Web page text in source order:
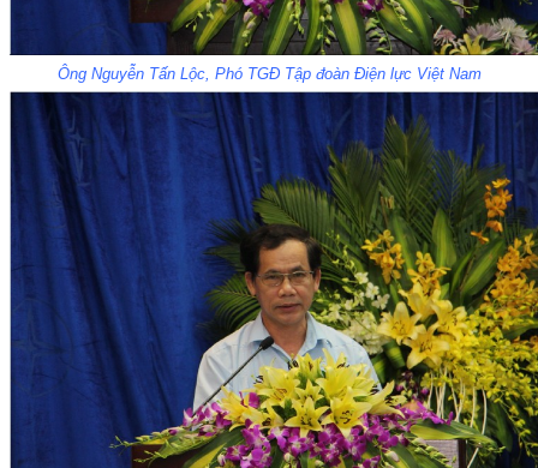
Ông Nguyễn Tấn Lộc, Phó TGĐ Tập đoàn Điện lực Việt Nam